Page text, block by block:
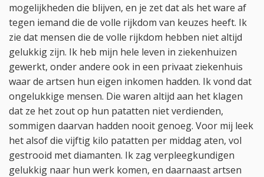
mogelijkheden die blijven, en je zet dat als het ware af
tegen iemand die de volle rijkdom van keuzes heeft. Ik
zie dat mensen die de volle rijkdom hebben niet altijd
gelukkig zijn. Ik heb mijn hele leven in ziekenhuizen
gewerkt, onder andere ook in een privaat ziekenhuis
waar de artsen hun eigen inkomen hadden. Ik vond dat
ongelukkige mensen. Die waren altijd aan het klagen
dat ze het zout op hun patatten niet verdienden,
sommigen daarvan hadden nooit genoeg. Voor mij leek
het alsof die vijftig kilo patatten per middag aten, vol
gestrooid met diamanten. Ik zag verpleegkundigen
gelukkig naar hun werk komen, en daarnaast artsen